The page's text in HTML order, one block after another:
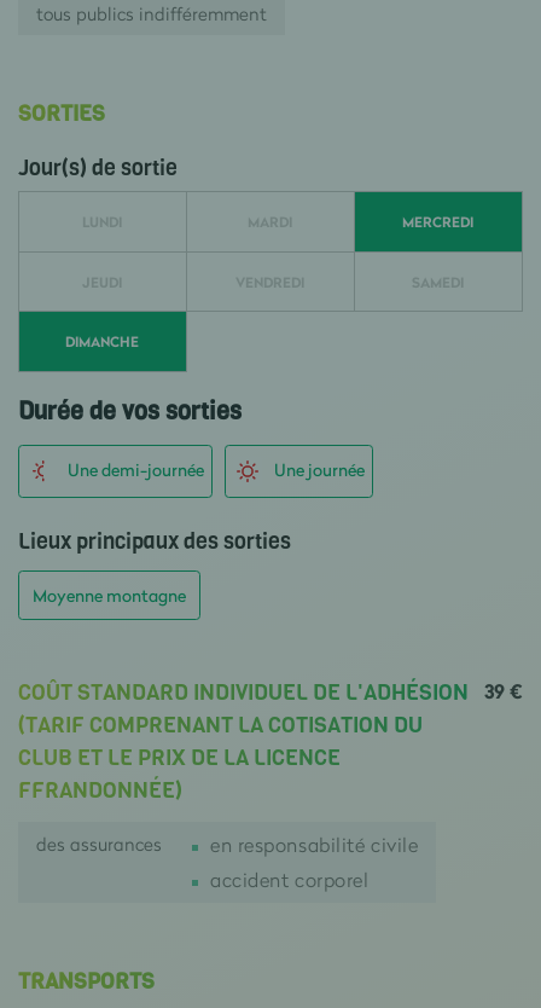
tous publics indifféremment
SORTIES
Jour(s) de sortie
LUNDI MARDI MERCREDI
JEUDI VENDREDI SAMEDI
DIMANCHE
Durée de vos sorties
Une demi-journée Une journée
Lieux principaux des sorties
Moyenne montagne
COÛT STANDARD INDIVIDUEL DE L'ADHÉSION
(TARIF COMPRENANT LA COTISATION DU
CLUB ET LE PRIX DE LA LICENCE
FFRANDONNÉE)
39 €
des assurances
en responsabilité civile
accident corporel
TRANSPORTS